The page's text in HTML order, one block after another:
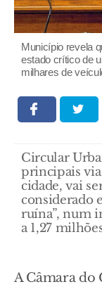
Município revela
estado crítico de
milhares de
Circular
principais
cidade, vai
considerado
ruína”, num
a 1,27
A Câmara do